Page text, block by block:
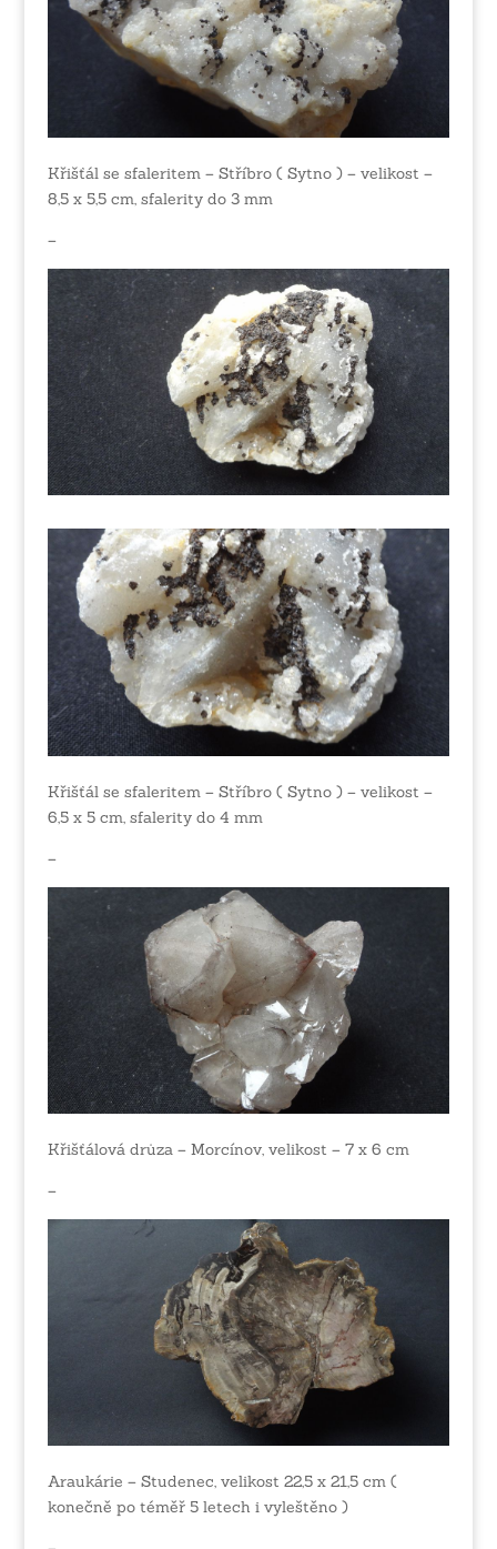
Křišťál se sfaleritem – Stříbro ( Sytno ) – velikost –
8,5 x 5,5 cm, sfalerity do 3 mm
–
Křišťál se sfaleritem – Stříbro ( Sytno ) – velikost –
6,5 x 5 cm, sfalerity do 4 mm
–
Křišťálová drůza – Morcínov, velikost – 7 x 6 cm
–
Araukárie – Studenec, velikost 22,5 x 21,5 cm (
konečně po téměř 5 letech i vyleštěno )